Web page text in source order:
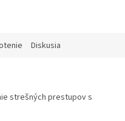
Diskusia
strešných prestupov s